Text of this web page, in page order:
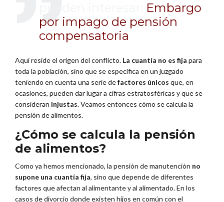
Embargo
por impago de pensión
compensatoria
Aquí reside el origen del conflicto. La cuantía no es fija para
toda la población, sino que se especifica en un juzgado
teniendo en cuenta una serie defactores únicos que, en
ocasiones, pueden dar lugar a cifras estratosféricas y que se
consideran injustas. Veamos entonces cómo se calcula la
pensión de alimentos.
¿Cómo se calcula la pensión
de alimentos?
Como ya hemos mencionado, la pensión de manutención no
supone una cuantía fija, sino que depende de diferentes
factores que afectan al alimentante y al alimentado. En los
casos de divorcio donde existen hijos en común con el